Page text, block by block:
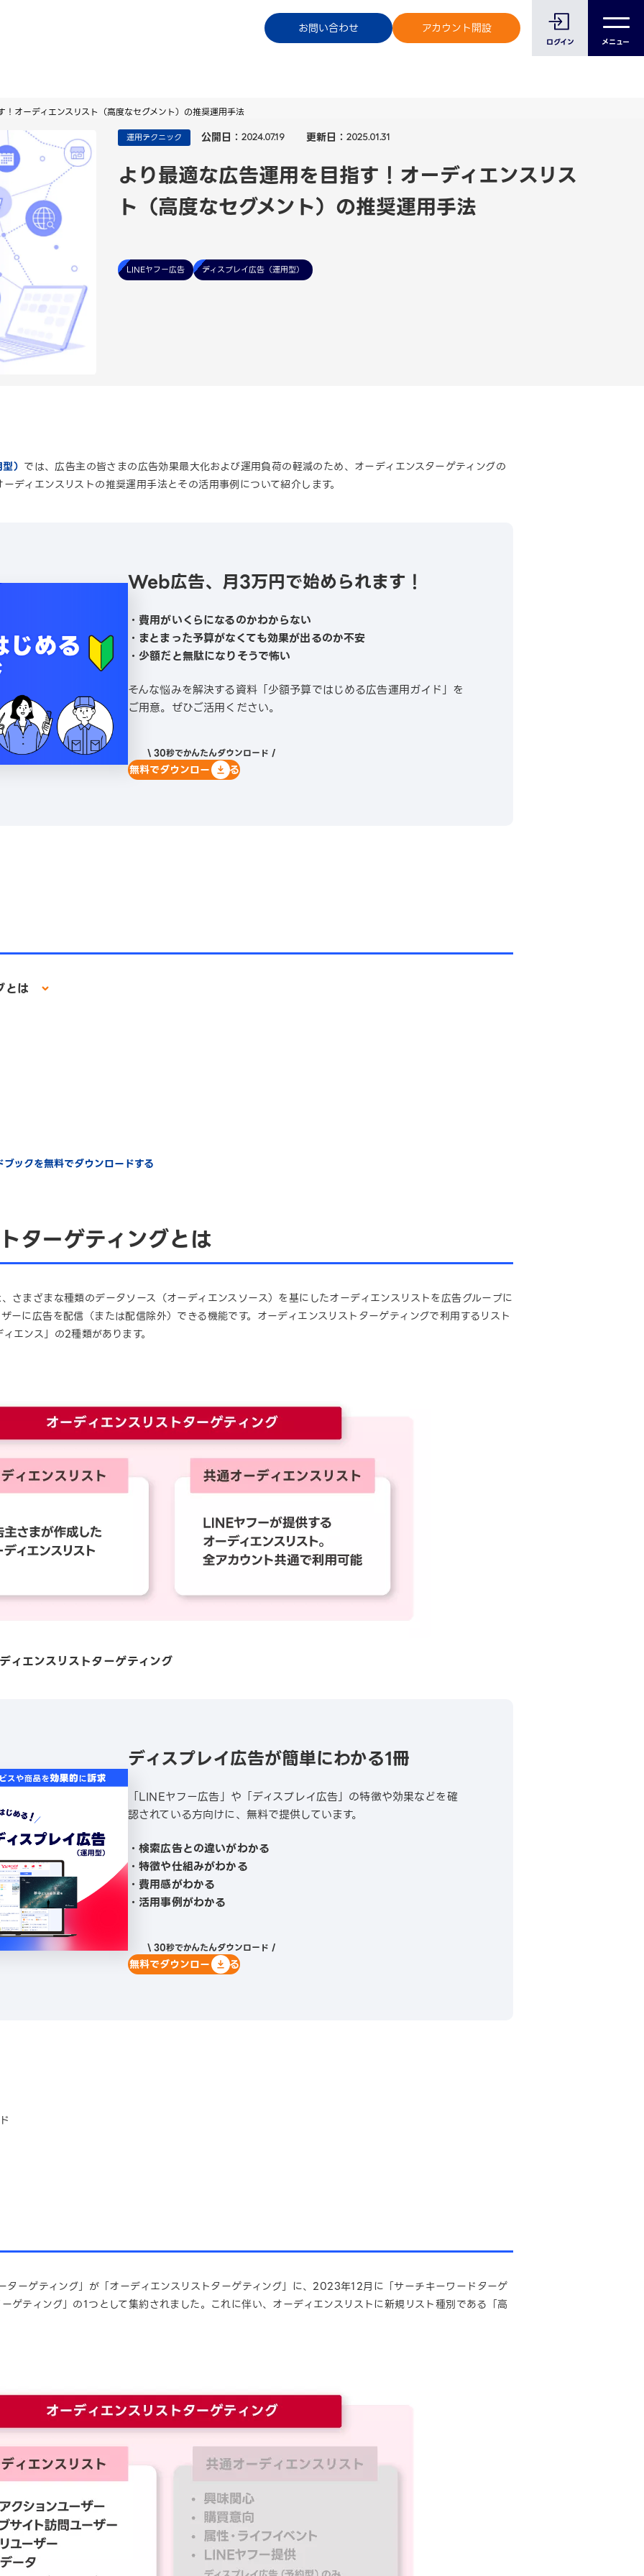
お問い合わせ アカウント開設
ログイン メニュー
ご利用中のお客様へ
！オーディエンスリスト（高度なセグメント）の推奨運用手法
運用テクニック 公開日： 2024.07.19 更新日： 2025.01.31
より最適な広告運用を目指す！オーディエンスリス
ト（高度なセグメント）の推奨運用手法
LINEヤフー広告 ディスプレイ広告（運用型）
） では、広告主の皆さまの広告効果最大化および運用負荷の軽減のため、オーディエンスターゲティングの
ディエンスリストの推奨運用手法とその活用事例について紹介します。
Web広告、月3万円で始められます！
・費用がいくらになるのかわからない
・まとまった予算がなくても効果が出るのか不安
・少額だと無駄になりそうで怖い
そんな悩みを解決する資料「少額予算ではじめる広告運用ガイド」を
ご用意。ぜひご活用ください。
\ 30秒でかんたんダウンロード /
無料でダウンロードする
とは
ックを無料でダウンロードする
ターゲティングとは
さまざまな種類のデータソース（オーディエンスソース）を基にしたオーディエンスリストを広告グループに
ーに広告を配信（または配信除外）できる機能です。オーディエンスリストターゲティングで利用するリスト
エンス」の2種類があります。
エンスリストターゲティング
ディスプレイ広告が簡単にわかる1冊
「LINEヤフー広告」や「ディスプレイ広告」の特徴や効果などを確
認されている方向けに、無料で提供しています。
・検索広告との違いがわかる
・特徴や仕組みがわかる
・費用感がわかる
・活用事例がわかる
\ 30秒でかんたんダウンロード /
無料でダウンロードする
ーゲティング」が「オーディエンスリストターゲティング」に、2023年12月に「サーチキーワードターゲ
ゲティング」の1つとして集約されました。これに伴い、オーディエンスリストに新規リスト種別である「高